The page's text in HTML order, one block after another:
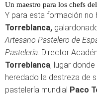
Un maestro para los chefs
Y para esta formación no
Torreblanca,
Artesano Pastelero de
Pastelería. Director
Torreblanca, lugar
heredado la destreza de
pastelería mundial Paco